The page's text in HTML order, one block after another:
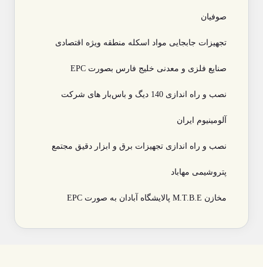
صوفیان
تجهیزات جابجایی مواد اسکله منطقه ویژه اقتصادی
صنایع فلزی و معدنی خلیج فارس بصورت EPC
نصب و راه اندازی 140 دیگ و باس‌بار های شرکت
آلومینیوم ایران
نصب و راه اندازی تجهیزات برق و ابزار دقیق مجتمع
پتروشیمی مهاباد
مخازن M.T.B.E پالایشگاه آبادان به صورت EPC